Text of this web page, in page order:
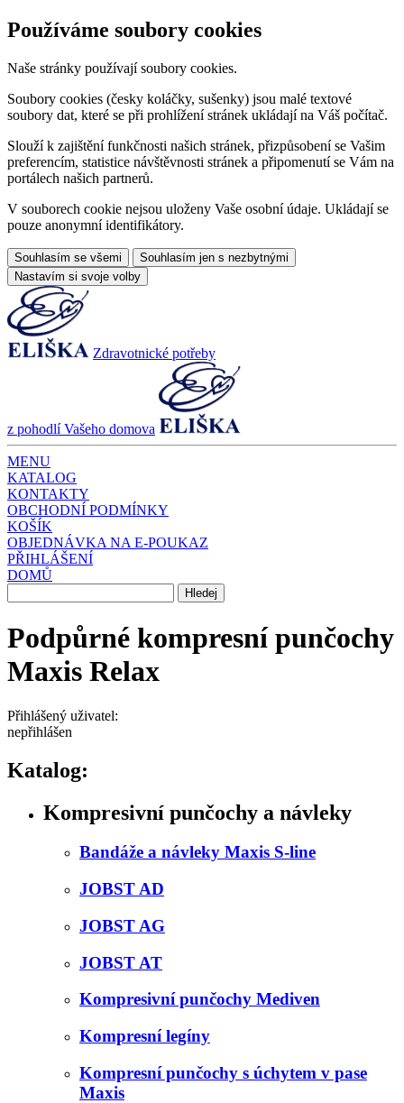
Používáme soubory cookies
Naše stránky používají soubory cookies.
Soubory cookies (česky koláčky, sušenky) jsou malé textové
soubory dat, které se při prohlížení stránek ukládají na Váš počítač.
Slouží k zajištění funkčnosti našich stránek, přizpůsobení se Vašim
preferencím, statistice návštěvnosti stránek a připomenutí se Vám na
portálech našich partnerů.
V souborech cookie nejsou uloženy Vaše osobní údaje. Ukládají se
pouze anonymní identifikátory.
Souhlasím se všemi
Souhlasím jen s nezbytnými
Nastavím si svoje volby
Zdravotnické potřeby
z pohodlí Vašeho domova
MENU
KATALOG
KONTAKTY
OBCHODNÍ PODMÍNKY
KOŠÍK
OBJEDNÁVKA NA E-POUKAZ
PŘIHLÁŠENÍ
DOMŮ
Podpůrné kompresní punčochy
Maxis Relax
Přihlášený uživatel:
nepřihlášen
Katalog:
Kompresivní punčochy a návleky
Bandáže a návleky Maxis S-line
JOBST AD
JOBST AG
JOBST AT
Kompresivní punčochy Mediven
Kompresní legíny
Kompresní punčochy s úchytem v pase
Maxis